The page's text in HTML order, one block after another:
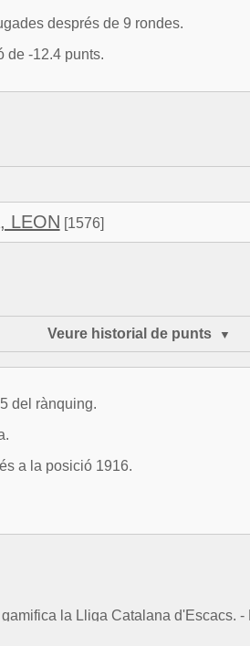
després de 9 rondes.
de -12.4 punts.
LEON [1576]
Veure historial de punts
del rànquing.
a la posició 1916.
la Lliga Catalana d'Escacs. -